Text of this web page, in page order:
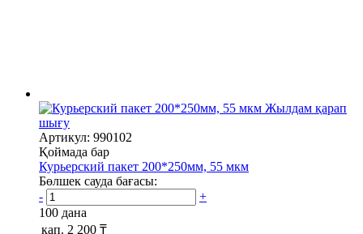
Жылдам қарап
шығу
Артикул: 990102
Қоймада бар
Курьерский пакет 200*250мм, 55 мкм
Бөлшек сауда бағасы:
-
+
100 дана
қап. 2 200 ₸